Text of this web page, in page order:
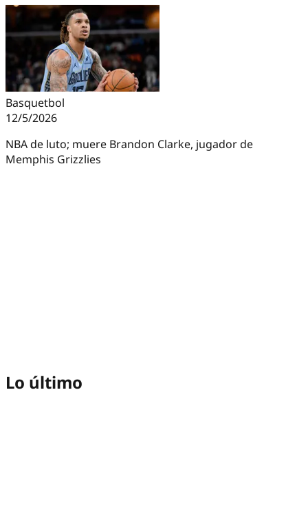
Basquetbol
12/5/2026
NBA de luto; muere Brandon Clarke, jugador de
Memphis Grizzlies
Lo último